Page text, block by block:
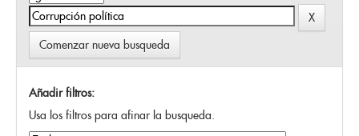
Comenzar nueva busqueda
Añadir filtros:
Usa los filtros para afinar la busqueda.